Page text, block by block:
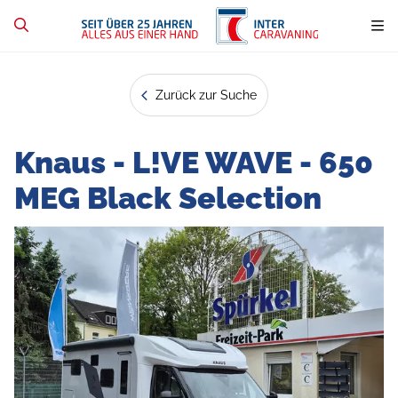
Zurück zur Suche
Knaus - L!VE WAVE - 650
MEG Black Selection